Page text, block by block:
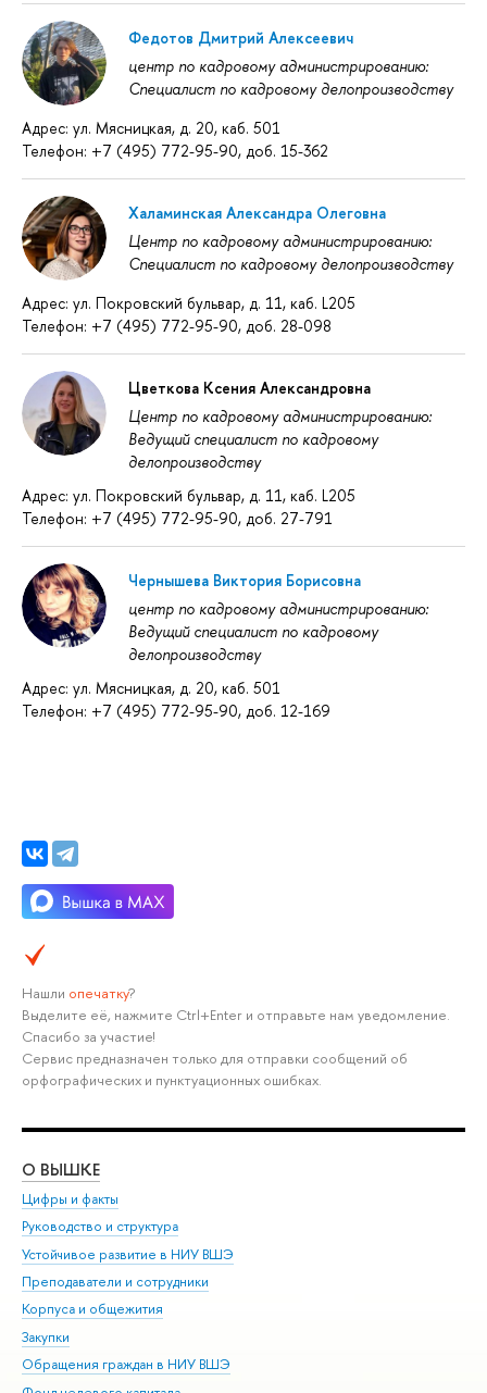
Федотов Дмитрий Алексеевич
центр по кадровому администрированию:
Специалист по кадровому делопроизводству
Адрес: ул. Мясницкая, д. 20, каб. 501
Телефон: +7 (495) 772-95-90, доб. 15-362
Халаминская Александра Олеговна
Центр по кадровому администрированию:
Специалист по кадровому делопроизводству
Адрес: ул. Покровский бульвар, д. 11, каб. L205
Телефон: +7 (495) 772-95-90, доб. 28-098
Цветкова Ксения Александровна
Центр по кадровому администрированию:
Ведущий специалист по кадровому
делопроизводству
Адрес: ул. Покровский бульвар, д. 11, каб. L205
Телефон: +7 (495) 772-95-90, доб. 27-791
Чернышева Виктория Борисовна
центр по кадровому администрированию:
Ведущий специалист по кадровому
делопроизводству
Адрес: ул. Мясницкая, д. 20, каб. 501
Телефон: +7 (495) 772-95-90, доб. 12-169
Нашли опечатку?
Выделите её, нажмите Ctrl+Enter и отправьте нам уведомление.
Спасибо за участие!
Сервис предназначен только для отправки сообщений об
орфографических и пунктуационных ошибках.
О ВЫШКЕ
Цифры и факты
Руководство и структура
Устойчивое развитие в НИУ ВШЭ
Преподаватели и сотрудники
Корпуса и общежития
Закупки
Обращения граждан в НИУ ВШЭ